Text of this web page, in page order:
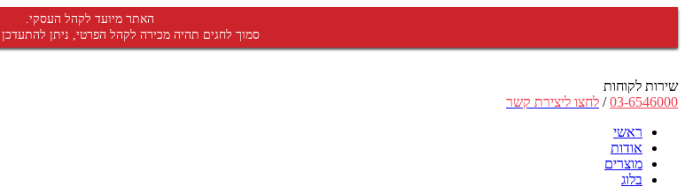
האתר מיועד לקהל העסקי.
סמוך לחגים תהיה מכירה לקהל הפרטי, ניתן
שירות לקוחות
03-6546000
/ לחצו ליצירת קשר
ראשי
אודות
מוצרים
בלוג